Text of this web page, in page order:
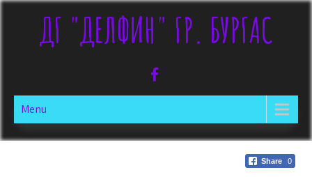
Skip
ДГ "ДЕЛФИН" ГР. БУРГАС
Menu
Share 0